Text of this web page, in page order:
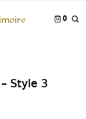
0
Style 3